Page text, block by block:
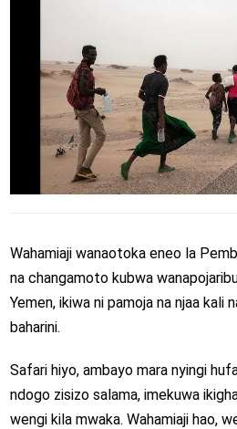
Wahamiaji wanaotoka eneo la
na changamoto kubwa
Yemen, ikiwa ni pamoja na njaa kali
baharini.
Safari hiyo, ambayo mara nyingi
ndogo zisizo salama, imekuwa
wengi kila mwaka. Wahamiaji hao,